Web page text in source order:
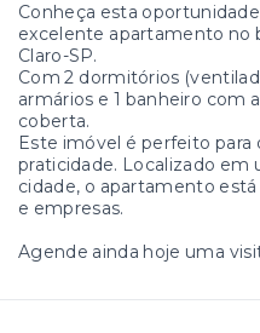
Conheça esta
excelente apartamento no
Claro-SP.
Com 2 dormitórios
armários e 1 banheiro com
coberta.
Este imóvel é perfeito
praticidade. Localizado em
cidade, o apartamento
e empresas.
Agende ainda hoje uma